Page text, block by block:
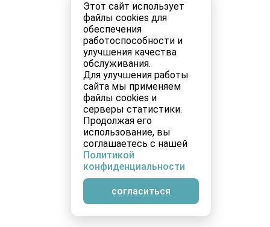
Этот сайт использует
файлы cookies для
обеспечения
работоспособности и
улучшения качества
обслуживания.
Для улучшения работы
сайта мы применяем
файлы cookies и
серверы статистики.
Продолжая его
использование, вы
соглашаетесь с нашей
Политикой
конфиденциальности
согласиться